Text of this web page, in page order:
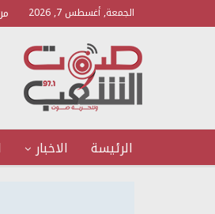
الجمعة, أغسطس 7, 2026
الرئيسة الاخبار